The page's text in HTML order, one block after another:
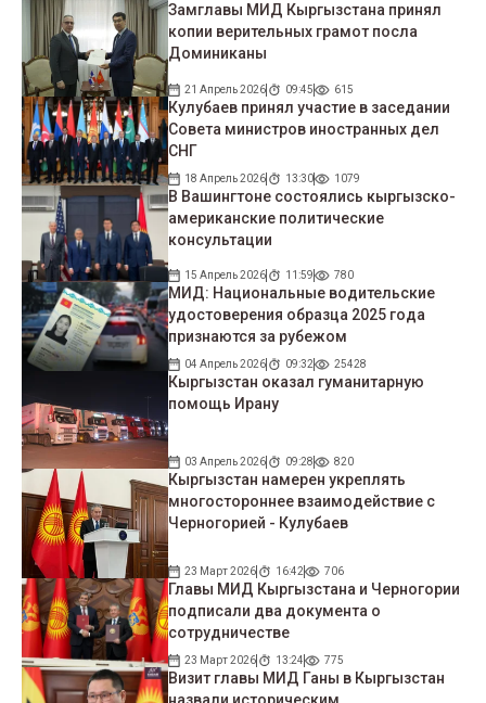
Замглавы МИД Кыргызстана принял
копии верительных грамот посла
Доминиканы
21 Апрель 2026 09:45 615
Кулубаев принял участие в заседании
Совета министров иностранных дел
СНГ
18 Апрель 2026 13:30 1079
В Вашингтоне состоялись кыргызско-
американские политические
консультации
15 Апрель 2026 11:59 780
МИД: Национальные водительские
удостоверения образца 2025 года
признаются за рубежом
04 Апрель 2026 09:32 25428
Кыргызстан оказал гуманитарную
помощь Ирану
03 Апрель 2026 09:28 820
Кыргызстан намерен укреплять
многостороннее взаимодействие с
Черногорией - Кулубаев
23 Март 2026 16:42 706
Главы МИД Кыргызстана и Черногории
подписали два документа о
сотрудничестве
23 Март 2026 13:24 775
Визит главы МИД Ганы в Кыргызстан